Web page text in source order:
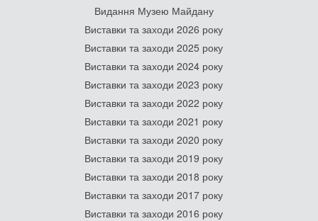
Видання Музею Майдану
Виставки та заходи 2026 року
Виставки та заходи 2025 року
Виставки та заходи 2024 року
Виставки та заходи 2023 року
Виставки та заходи 2022 року
Виставки та заходи 2021 року
Виставки та заходи 2020 року
Виставки та заходи 2019 року
Виставки та заходи 2018 року
Виставки та заходи 2017 року
Виставки та заходи 2016 року